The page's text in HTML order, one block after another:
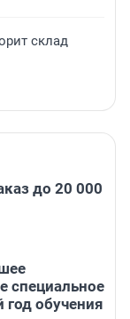
склад
до 20 000
специальное
обучения